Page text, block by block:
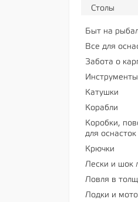
Столы
Быт на
Все для
Забота о
Инструменты
Катушки
Корабли
Коробки,
для оснасток
Крючки
Лески и шок
Ловля в
Лодки и